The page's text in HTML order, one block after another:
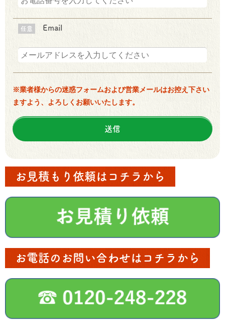
任意 Email
※業者様からの迷惑フォームおよび営業メールはお控え下さい
ますよう、よろしくお願いいたします。
お見積もり依頼はコチラから
お電話のお問い合わせはコチラから